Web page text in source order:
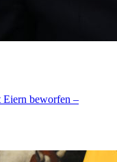
Eiern beworfen –